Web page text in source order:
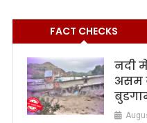
FACT CHECKS
नदी
असम